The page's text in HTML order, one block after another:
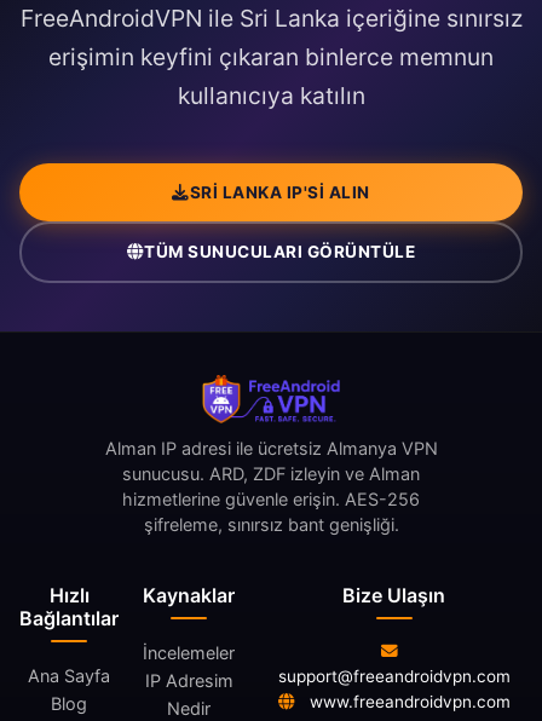
FreeAndroidVPN ile Sri Lanka içeriğine sınırsız
erişimin keyfini çıkaran binlerce memnun
kullanıcıya katılın
SRI LANKA IP'SI ALIN
TÜM SUNUCULARI GÖRÜNTÜLE
Hızlı
Bağlantılar
Ana Sayfa
Blog
Kaynaklar
İncelemeler
IP Adresim
Nedir
Alman IP adresi ile ücretsiz Almanya VPN
sunucusu. ARD, ZDF izleyin ve Alman
hizmetlerine güvenle erişin. AES-256
şifreleme, sınırsız bant genişliği.
Bize Ulaşın
support@freeandroidvpn.com
www.freeandroidvpn.com